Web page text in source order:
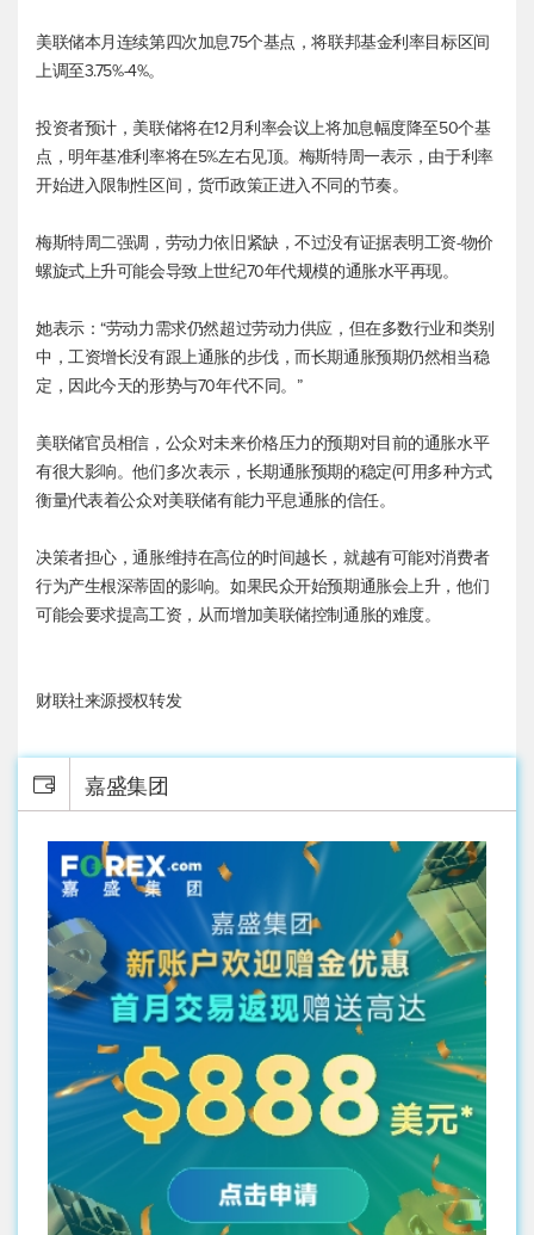
美联储本月连续第四次加息75个基点，将联邦基金利率目标区间
上调至3.75%-4%。
投资者预计，美联储将在12月利率会议上将加息幅度降至50个基
点，明年基准利率将在5%左右见顶。梅斯特周一表示，由于利率
开始进入限制性区间，货币政策正进入不同的节奏。
梅斯特周二强调，劳动力依旧紧缺，不过没有证据表明工资-物价
螺旋式上升可能会导致上世纪70年代规模的通胀水平再现。
她表示：“劳动力需求仍然超过劳动力供应，但在多数行业和类别
中，工资增长没有跟上通胀的步伐，而长期通胀预期仍然相当稳
定，因此今天的形势与70年代不同。”
美联储官员相信，公众对未来价格压力的预期对目前的通胀水平
有很大影响。他们多次表示，长期通胀预期的稳定(可用多种方式
衡量)代表着公众对美联储有能力平息通胀的信任。
决策者担心，通胀维持在高位的时间越长，就越有可能对消费者
行为产生根深蒂固的影响。如果民众开始预期通胀会上升，他们
可能会要求提高工资，从而增加美联储控制通胀的难度。
财联社来源授权转发
嘉盛集团